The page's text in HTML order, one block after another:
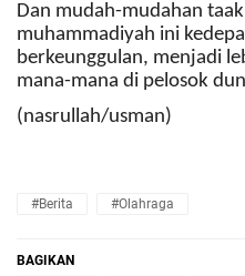
Dan mudah-mudahan
muhammadiyah ini
berkeunggulan, menjadi
mana-mana di pelosok
(nasrullah/usman)
#Berita #Olahraga
BAGIKAN